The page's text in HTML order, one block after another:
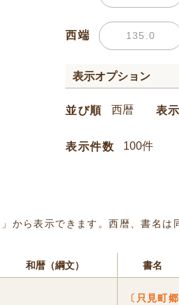
西端
表示オプション
並び順 表
表示件数
から表示できます。西暦、書名
和暦（綱文） 書名
〔只見町郷